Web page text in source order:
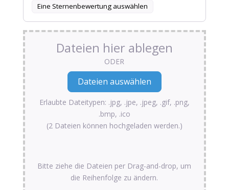
Eine Sternenbewertung auswählen
Dateien hier ablegen
ODER
Erlaubte Dateitypen: .jpg, .jpe, .jpeg, .gif, .png,
.bmp, .ico
(2 Dateien können hochgeladen werden.)
Bitte ziehe die Dateien per Drag-and-drop, um
die Reihenfolge zu ändern.